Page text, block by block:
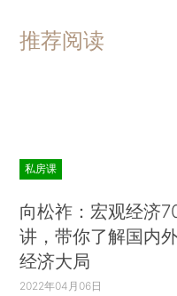
推荐阅读
私房课
向松祚：宏观经济
讲，带你了解国内
经济大局
2022年04月06日